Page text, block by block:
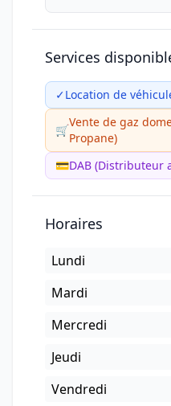
Services
✓Location de
🛒
Vente de gaz
Propane)
💳DAB (Distributeur
Horaires
Lundi
Mardi
Mercredi
Jeudi
Vendredi